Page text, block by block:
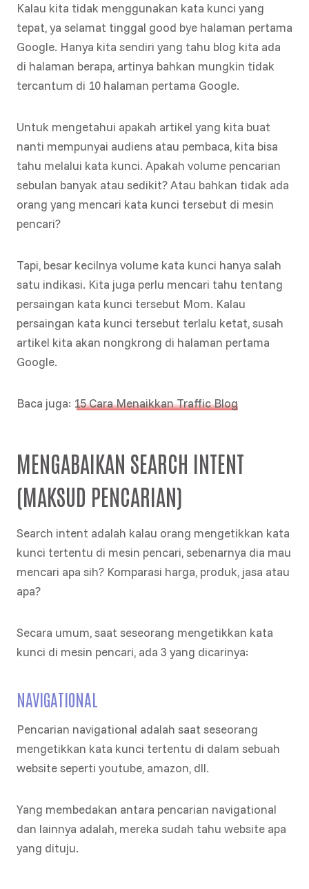
Kalau kita tidak menggunakan kata kunci yang
tepat, ya selamat tinggal good bye halaman pertama
Google. Hanya kita sendiri yang tahu blog kita ada
di halaman berapa, artinya bahkan mungkin tidak
tercantum di 10 halaman pertama Google.
Untuk mengetahui apakah artikel yang kita buat
nanti mempunyai audiens atau pembaca, kita bisa
tahu melalui kata kunci. Apakah volume pencarian
sebulan banyak atau sedikit? Atau bahkan tidak ada
orang yang mencari kata kunci tersebut di mesin
pencari?
Tapi, besar kecilnya volume kata kunci hanya salah
satu indikasi. Kita juga perlu mencari tahu tentang
persaingan kata kunci tersebut Mom. Kalau
persaingan kata kunci tersebut terlalu ketat, susah
artikel kita akan nongkrong di halaman pertama
Google.
Baca juga: 15 Cara Menaikkan Traffic Blog
MENGABAIKAN SEARCH INTENT
(MAKSUD PENCARIAN)
Search intent adalah kalau orang mengetikkan kata
kunci tertentu di mesin pencari, sebenarnya dia mau
mencari apa sih? Komparasi harga, produk, jasa atau
apa?
Secara umum, saat seseorang mengetikkan kata
kunci di mesin pencari, ada 3 yang dicarinya:
NAVIGATIONAL
Pencarian navigational adalah saat seseorang
mengetikkan kata kunci tertentu di dalam sebuah
website seperti youtube, amazon, dll.
Yang membedakan antara pencarian navigational
dan lainnya adalah, mereka sudah tahu website apa
yang dituju.